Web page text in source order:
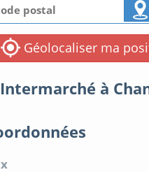
Géolocaliser ma
à